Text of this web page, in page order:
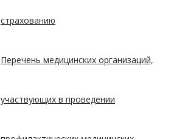
страхованию
Перечень медицинских организаций,
участвующих в проведении